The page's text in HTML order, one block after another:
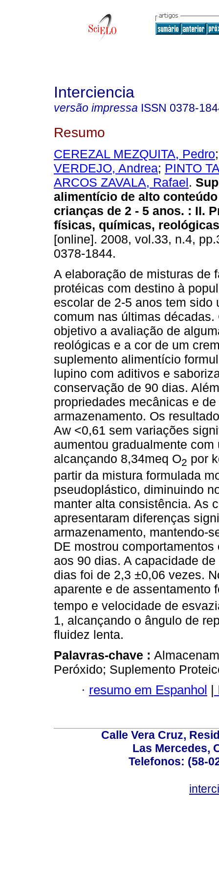
Interciencia
versão impressa ISSN 0378-
Resumo
CEREZAL MEZQUITA, Pedro
VERDEJO, Andrea; PINTO
ARCOS ZAVALA, Rafael.
alimentício de alto
crianças de 2 - 5 anos. : II.
físicas, químicas,
[online]. 2008, vol.33, n.4,
0378-1844.
A elaboração de misturas de
protéicas com destino à
escolar de 2-5 anos tem sido
comum nas últimas
objetivo a avaliação de
reológicas e a cor de um
suplemento alimentício
lupino com aditivos e
conservação de 90 dias.
propriedades mecânicas e
armazenamento. Os
Aw <0,61 sem variações
aumentou gradualmente
alcançando 8,34meq O2 por
partir da mistura formulada
pseudoplástico, diminuindo
manter alta consistência. As
apresentaram diferenças
armazenamento, mantendo-
DE mostrou
aos 90 dias. A capacidade
dias foi de 2,3 ±0,06 vezes.
aparente e de assentamento
tempo e velocidade de
1, alcançando o ângulo de
fluidez lenta.
Palavras-chave :
Peróxido; Suplemento
· resumo em Espanhol
Calle Vera Cruz,
Las Mercedes,
Telefonos: (58-